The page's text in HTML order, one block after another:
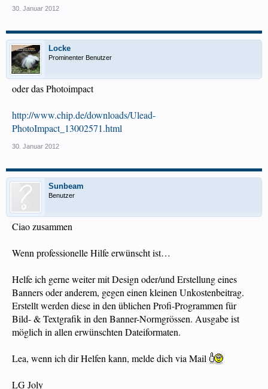
30. Januar 2012
Locke
Prominenter Benutzer
oder das Photoimpact
http://www.chip.de/downloads/Ulead-
PhotoImpact_13002571.html
30. Januar 2012
Sunbeam
Benutzer
Ciao zusammen
Wenn professionelle Hilfe erwünscht ist…
Helfe ich gerne weiter mit Design oder/und Erstellung eines
Banners oder anderem, gegen einen kleinen Unkostenbeitrag.
Erstellt werden diese in den üblichen Profi-Programmen für
Bild- & Textgrafik in den Banner-Normgrössen. Ausgabe ist
möglich in allen erwünschten Dateiformaten.
Lea, wenn ich dir Helfen kann, melde dich via Mail
LG Joly